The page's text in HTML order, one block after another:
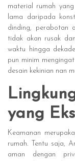
material rumah
lama daripada
dinding, perabotan
tidak akan rusak
waktu hingga
pun minim
desain kekinian nan
yang
Keamanan
rumah. Tentu saja,
aman dengan